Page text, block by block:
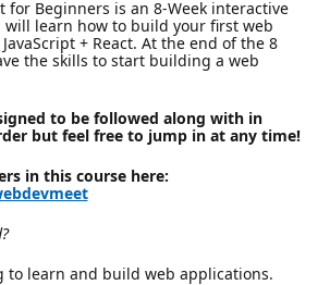
for Beginners is an 8-Week interactive
will learn how to build your first web
+ React. At the end of the 8
the skills to start building a web
to be followed along with in
but feel free to jump in at any time!
in this course here:
to learn and build web applications.